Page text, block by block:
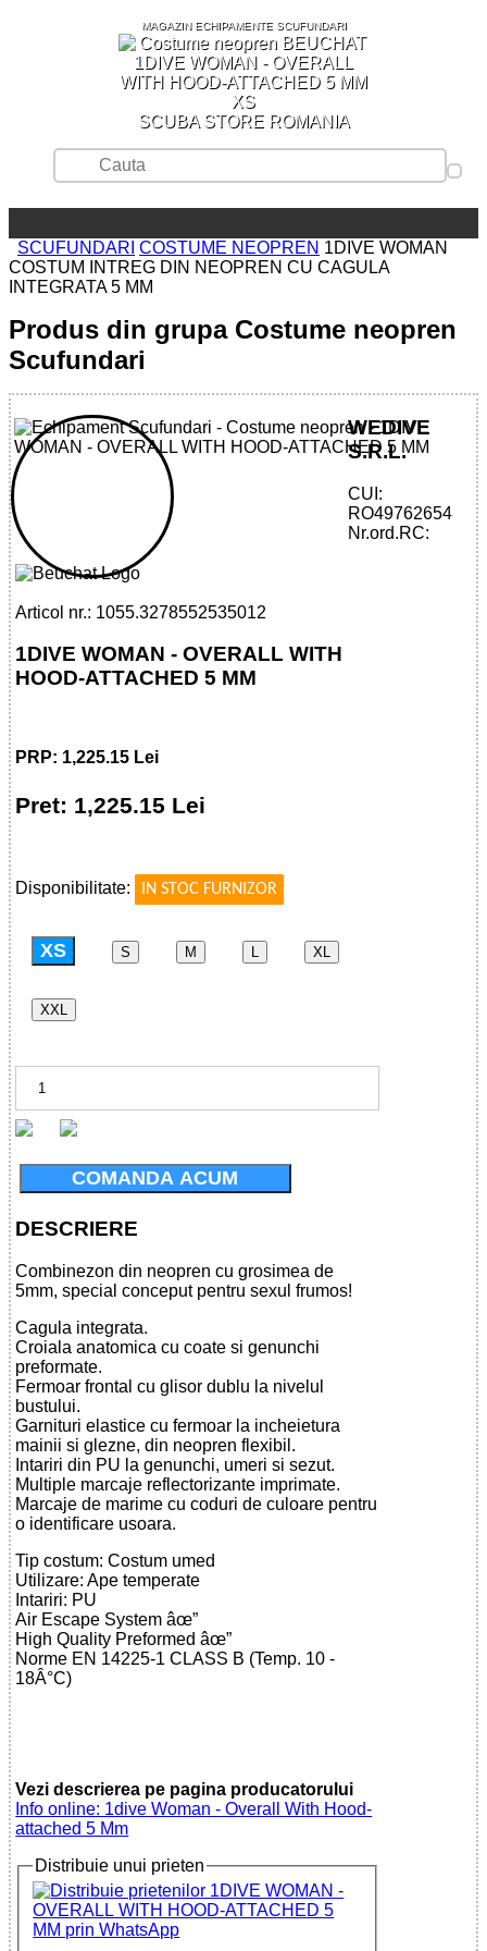
MAGAZIN ECHIPAMENTE SCUFUNDARI
SCUBA STORE ROMANIA
SCUFUNDARI COSTUME NEOPREN 1DIVE WOMAN
COSTUM INTREG DIN NEOPREN CU CAGULA
INTEGRATA 5 MM
Produs din grupa Costume neopren
Scufundari
32785525350 - 1DIVE WOMAN -
OVERALL WITH HOOD-ATTACHED 5 MM
Articol nr.: 1055.3278552535012
1DIVE WOMAN - OVERALL WITH
HOOD-ATTACHED 5 MM
PRP: 1,225.15 Lei
Pret: 1,225.15 Lei
Disponibilitate:
IN STOC FURNIZOR
XS S M L XL
XXL
COMANDA ACUM
DESCRIERE
Combinezon din neopren cu grosimea de
5mm, special conceput pentru sexul frumos!
Cagula integrata.
Croiala anatomica cu coate si genunchi
preformate.
Fermoar frontal cu glisor dublu la nivelul
bustului.
Garnituri elastice cu fermoar la incheietura
mainii si glezne, din neopren flexibil.
Intariri din PU la genunchi, umeri si sezut.
Multiple marcaje reflectorizante imprimate.
Marcaje de marime cu coduri de culoare pentru
o identificare usoara.
Tip costum: Costum umed
Utilizare: Ape temperate
Intariri: PU
Air Escape System âœ”
High Quality Preformed âœ”
Norme EN 14225-1 CLASS B (Temp. 10 -
18Â°C)
Vezi descrierea pe pagina producatorului
Info online: 1dive Woman - Overall With Hood-
attached 5 Mm
Distribuie unui prieten
WEDIVE
S.R.L.
CUI:
RO49762654
Nr.ord.RC: